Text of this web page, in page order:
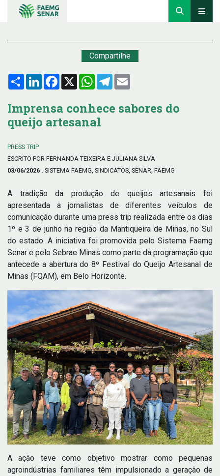
Compartilhe
Compartilhar
LinkedInFacebook
X WhatsApp
Telegram
Imprensa conhece sabores do
queijo artesanal
PRESS TRIP
ESCRITO POR FERNANDA TEIXEIRA E JULIANA SILVA
03/06/2026 . SISTEMA FAEMG, SINDICATOS, SENAR, FAEMG
A tradição da produção de queijos artesanais foi
apresentada a jornalistas de diferentes veículos de
comunicação durante uma press trip realizada entre os dias
1º e 3 de junho na região da Mantiqueira de Minas, no Sul
do estado. A iniciativa foi promovida pelo Sistema Faemg
Senar e pelo Sebrae Minas como parte da programação que
antecede a abertura do 8º Festival do Queijo Artesanal de
Minas (FQAM), em Belo Horizonte.
A ação teve como objetivo mostrar como pequenas
agroindústrias familiares têm impulsionado a geração de